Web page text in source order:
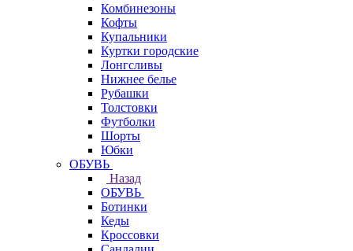
Комбинезоны
Кофты
Купальники
Куртки городские
Лонгсливы
Нижнее белье
Рубашки
Толстовки
Футболки
Шорты
Юбки
ОБУВЬ
Назад
ОБУВЬ
Ботинки
Кеды
Кроссовки